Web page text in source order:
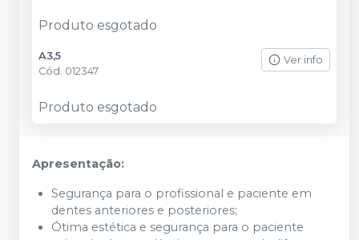
Produto esgotado
A3,5
Cód. 012347
Ver info
Produto esgotado
Apresentação:
Segurança para o profissional e paciente em
dentes anteriores e posteriores;
Ótima estética e segurança para o paciente